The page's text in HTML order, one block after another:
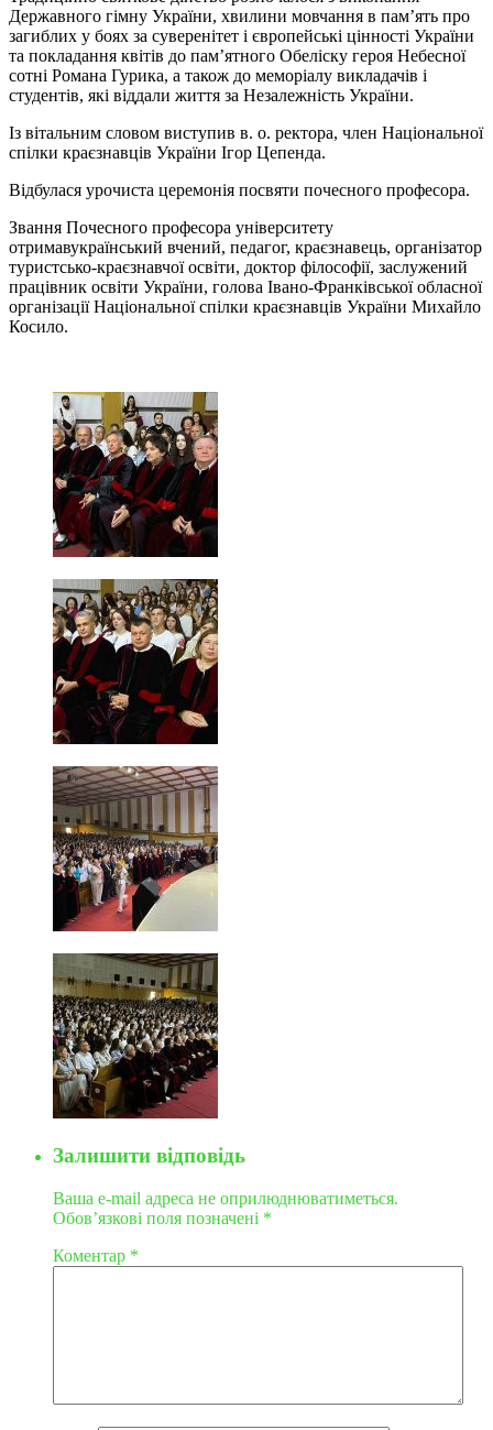
Державного гімну України, хвилини мовчання в пам’ять про
загиблих у боях за суверенітет і європейські цінності України
та покладання квітів до пам’ятного Обеліску героя Небесної
сотні Романа Гурика, а також до меморіалу викладачів і
студентів, які віддали життя за Незалежність України.
Із вітальним словом виступив в. о. ректора, член Національної
спілки краєзнавців України Ігор Цепенда.
Відбулася урочиста церемонія посвяти почесного професора.
Звання Почесного професора університету
отримавукраїнський вчений, педагог, краєзнавець, організатор
туристсько-краєзнавчої освіти, доктор філософії, заслужений
працівник освіти України, голова Івано-Франківської обласної
організації Національної спілки краєзнавців України Михайло
Косило.
Залишити відповідь
Ваша e-mail адреса не оприлюднюватиметься.
Обов’язкові поля позначені *
Коментар *